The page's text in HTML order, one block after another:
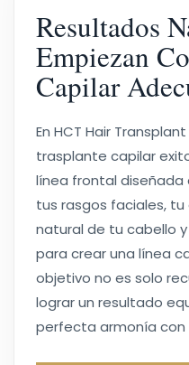
Resultados
Empiezan
Capilar
En HCT Hair
trasplante capilar
línea frontal diseñada
tus rasgos faciales,
natural de tu cabello
para crear una línea
objetivo no es solo
lograr un resultado
perfecta armonía con